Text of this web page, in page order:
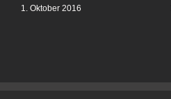
1. Oktober 2016